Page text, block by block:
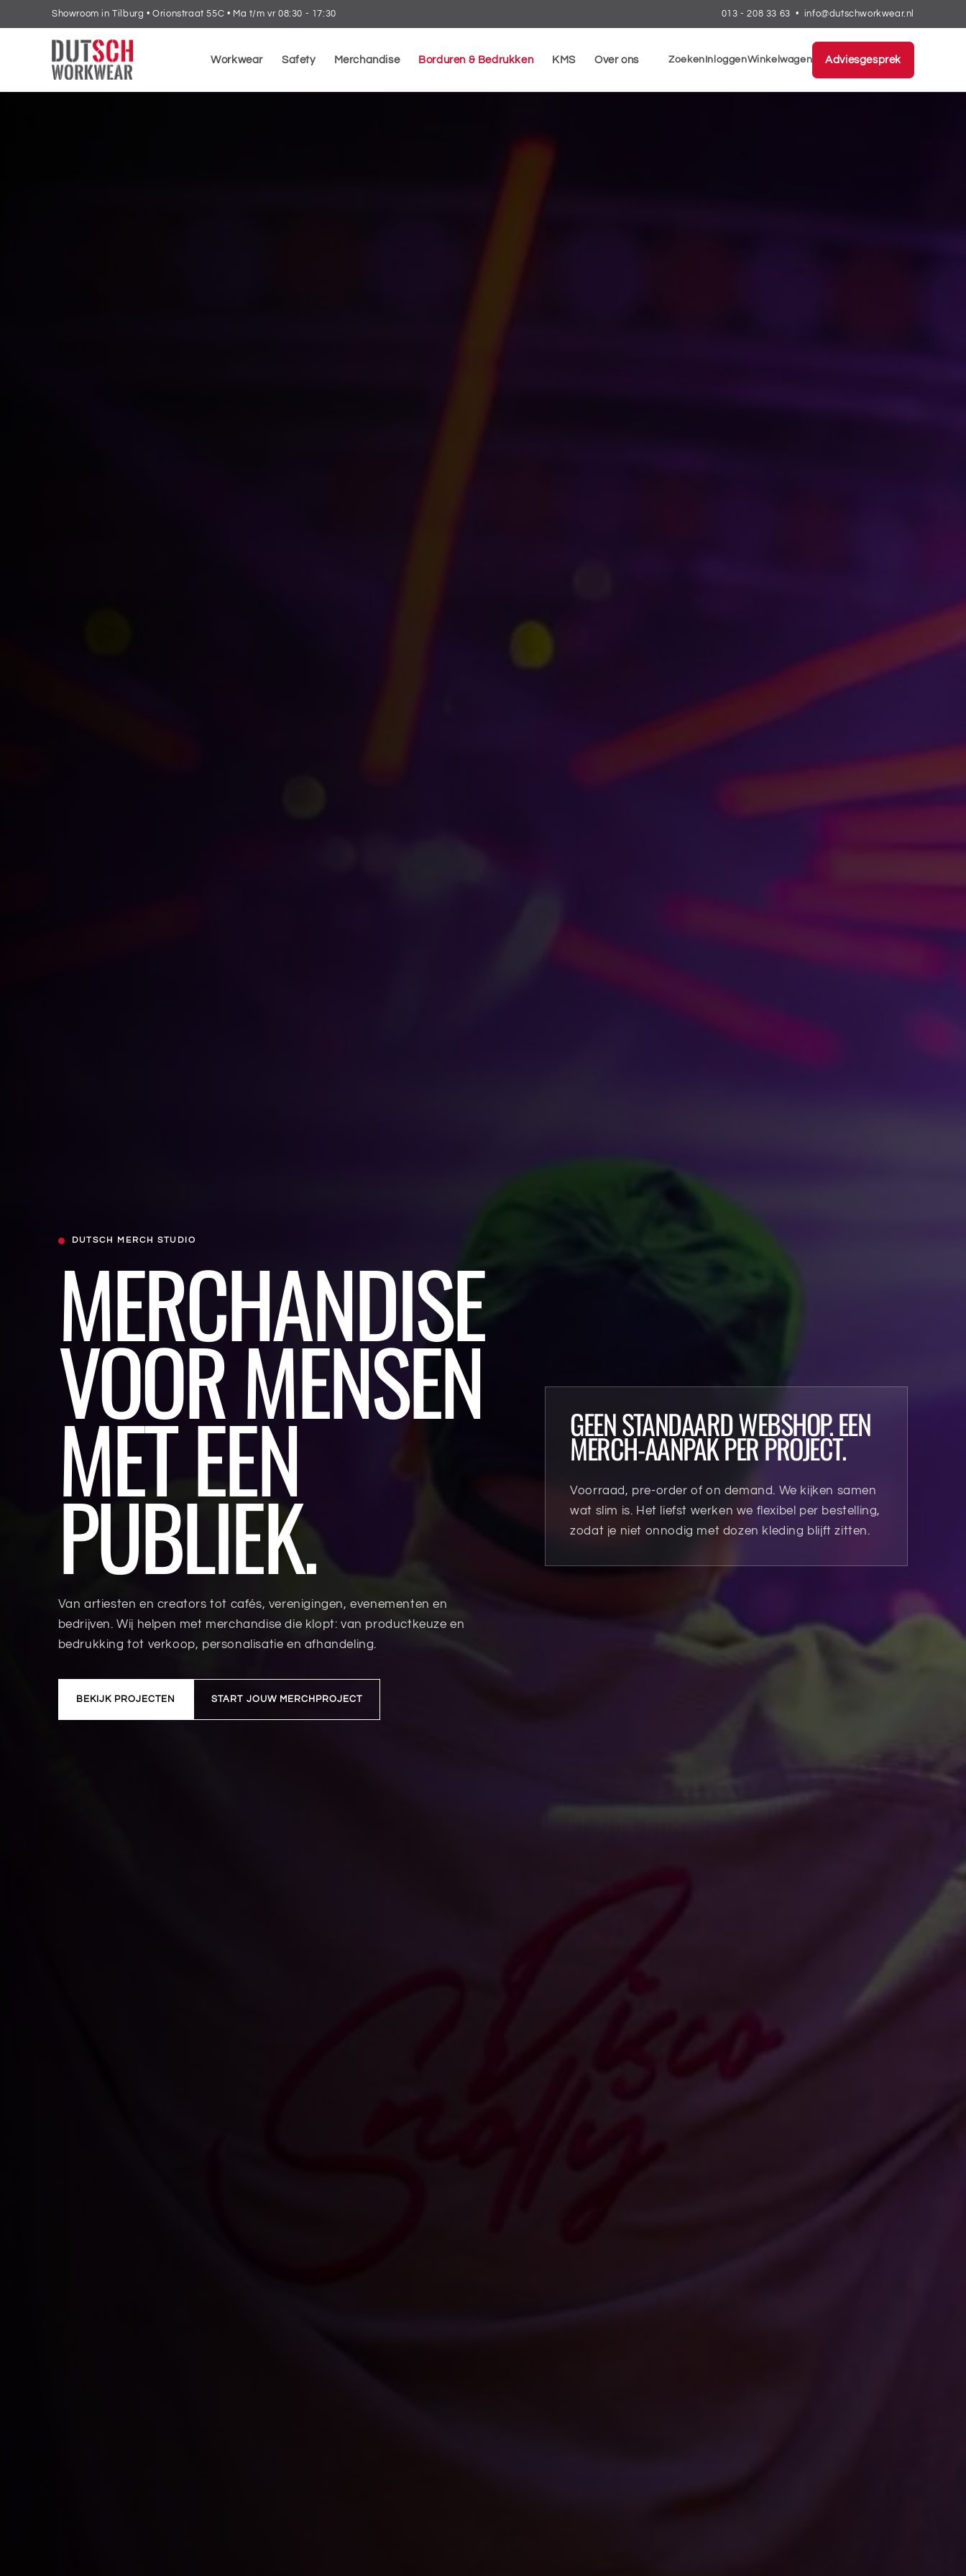
naar de
content
Showroom in Tilburg • Orionstraat 55C • Ma t/m vr 08:30 - 17:30 013 - 208 33 63 • info@dutschworkwear.nl
Workwear Safety Merchandise Borduren & Bedrukken KMS Over ons ZoekenInloggenWinkelwagen Adviesgesprek
DUTSCH MERCH STUDIO
MERCHANDISE
VOOR MENSEN
MET EEN
PUBLIEK.
Van artiesten en creators tot cafés, verenigingen, evenementen en
bedrijven. Wij helpen met merchandise die klopt: van productkeuze en
bedrukking tot verkoop, personalisatie en afhandeling.
BEKIJK PROJECTEN START JOUW MERCHPROJECT
GEEN STANDAARD WEBSHOP. EEN
MERCH-AANPAK PER PROJECT.
Voorraad, pre-order of on demand. We kijken samen
wat slim is. Het liefst werken we flexibel per bestelling,
zodat je niet onnodig met dozen kleding blijft zitten.